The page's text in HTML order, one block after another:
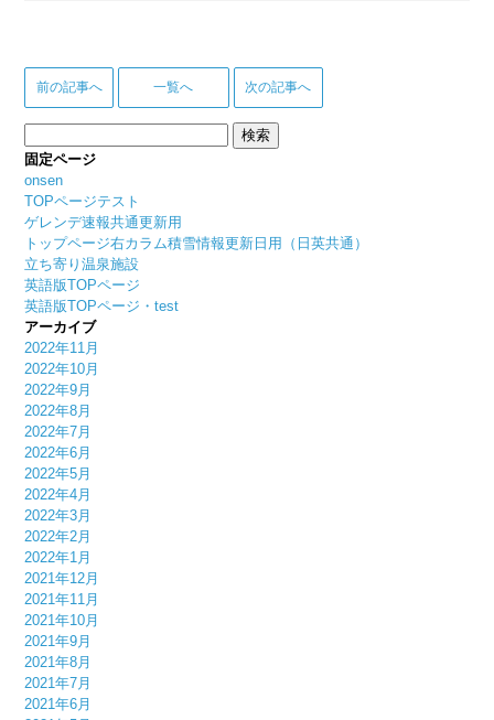
前の記事へ 一覧へ 次の記事へ
索:
固定ページ
onsen
TOPページテスト
ゲレンデ速報共通更新用
トップページ右カラム積雪情報更新日用（日英共通）
立ち寄り温泉施設
英語版TOPページ
英語版TOPページ・test
アーカイブ
2022年11月
2022年10月
2022年9月
2022年8月
2022年7月
2022年6月
2022年5月
2022年4月
2022年3月
2022年2月
2022年1月
2021年12月
2021年11月
2021年10月
2021年9月
2021年8月
2021年7月
2021年6月